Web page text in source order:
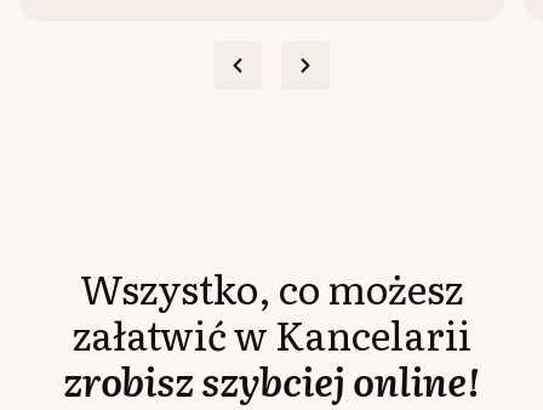
Wszystko, co możesz
załatwić w Kancelarii
zrobisz szybciej online!